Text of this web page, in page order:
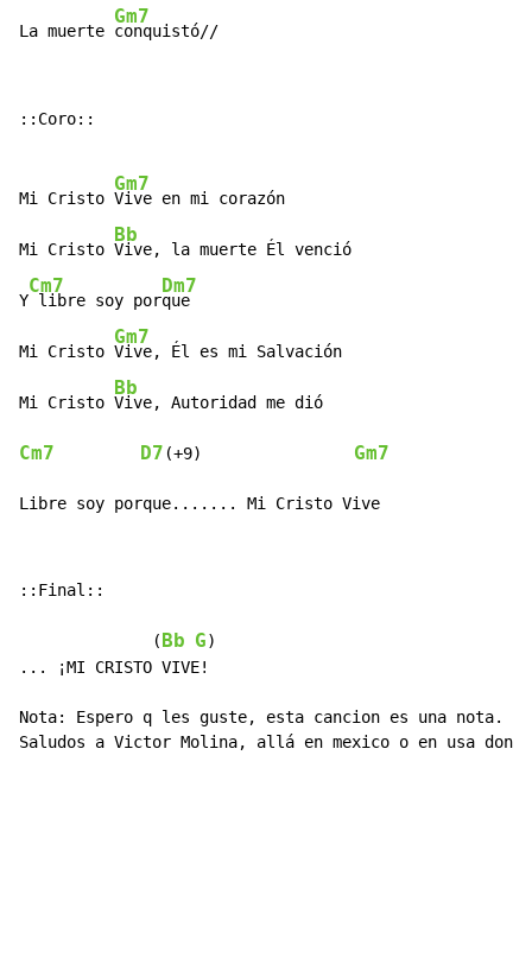
La muerte
Gm7
conquistó//
::Coro::
Mi Cristo
Gm7
Vive en mi corazón
Mi Cristo
Bb
Vive, la muerte Él venció
Y
Cm7
libre soy por
Dm7
que
Mi Cristo
Gm7
Vive, Él es mi Salvación
Mi Cristo
Bb
Cm7 D7 (+9) Gm7
Libre soy porque....... Mi Cristo Vive
::Final::
              (
Bb G)
... ¡MI CRISTO VIVE!
Nota: Espero q les guste, esta cancion es una nota.
Saludos a Victor Molina, allá en mexico o en usa